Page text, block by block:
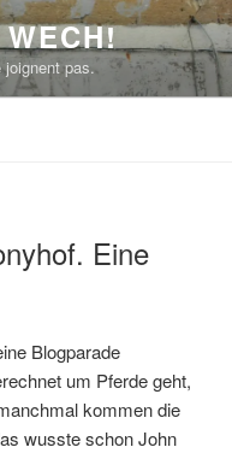
pas.
Eine
Blogparade
um Pferde geht,
kommen die
wusste schon John